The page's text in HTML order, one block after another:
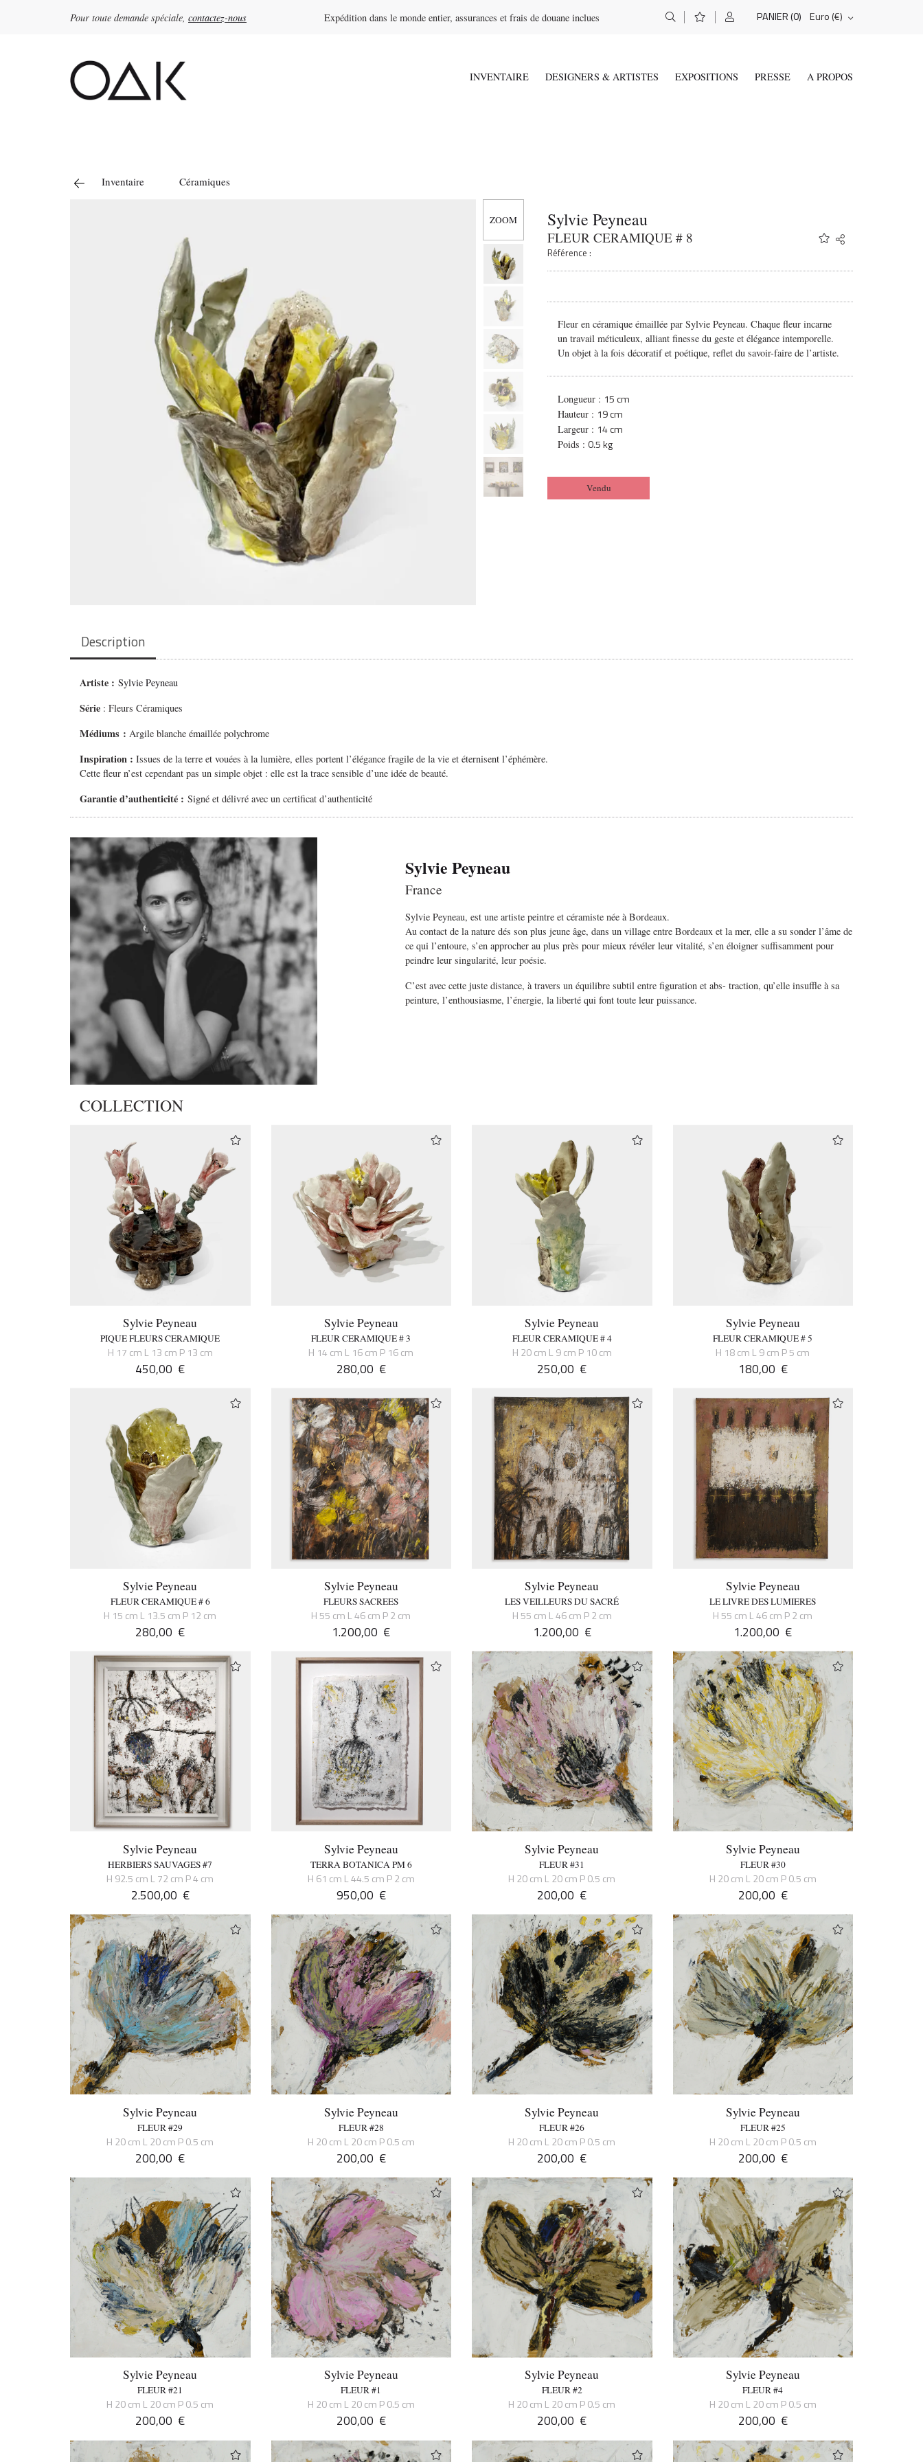
Pour toute demande spéciale, contactez-nous Expédition dans le monde entier, assurances et frais de douane inclues PANIER(0) Euro (€)
Rechercher :
INVENTAIRE DESIGNERS & ARTISTES EXPOSITIONS PRESSE A PROPOS
Inventaire Céramiques
Sylvie Peyneau
FLEUR CERAMIQUE # 8
Référence :
Share
Twitter
Fleur en céramique émaillée par Sylvie Peyneau. Chaque fleur incarne
un travail méticuleux, alliant finesse du geste et élégance intemporelle.
Un objet à la fois décoratif et poétique, reflet du savoir-faire de l’artiste.
Longueur : 15 cm
Hauteur : 19 cm
Largeur : 14 cm
Poids : 0.5 kg
Vendu
Description
Artiste :Sylvie Peyneau
Série : Fleurs Céramiques
Médiums : Argile blanche émaillée polychrome
Inspiration :Issues de la terre et vouées à la lumière,elles portent l’élégance fragile de la vie et éternisent l’éphémère.
Cette fleur n’est cependant pas un simple objet :elle est la trace sensible d’une idée de beauté.
Garantie d’authenticité : Signé et délivré avec un certificat d’authenticité
Sylvie Peyneau
France
Sylvie Peyneau, est une artiste peintre et céramiste née à Bordeaux.
Au contact de la nature dés son plus jeune âge, dans un village entre Bordeaux et la mer, elle a su sonder l’âme de
ce qui l’entoure, s’en approcher au plus près pour mieux révéler leur vitalité, s’en éloigner suffisamment pour
peindre leur singularité, leur poésie.
C’est avec cette juste distance, à travers un équilibre subtil entre figuration et abs- traction, qu’elle insuffle à sa
peinture, l’enthousiasme, l’énergie, la liberté qui font toute leur puissance.
COLLECTION
Sylvie Peyneau
PIQUE FLEURS CERAMIQUE
H 17 cm L 13 cm P 13 cm
450,00 €
Sylvie Peyneau
FLEUR CERAMIQUE # 3
H 14 cm L 16 cm P 16 cm
280,00 €
Sylvie Peyneau
FLEUR CERAMIQUE # 4
H 20 cm L 9 cm P 10 cm
250,00 €
Sylvie Peyneau
FLEUR CERAMIQUE # 5
H 18 cm L 9 cm P 5 cm
180,00 €
Sylvie Peyneau
FLEUR CERAMIQUE # 6
H 15 cm L 13.5 cm P 12 cm
280,00 €
Sylvie Peyneau
FLEURS SACREES
H 55 cm L 46 cm P 2 cm
1.200,00 €
Sylvie Peyneau
LES VEILLEURS DU SACRÉ
H 55 cm L 46 cm P 2 cm
1.200,00 €
Sylvie Peyneau
LE LIVRE DES LUMIERES
H 55 cm L 46 cm P 2 cm
1.200,00 €
Sylvie Peyneau
HERBIERS SAUVAGES #7
H 92.5 cm L 72 cm P 4 cm
2.500,00 €
Sylvie Peyneau
TERRA BOTANICA PM 6
H 61 cm L 44.5 cm P 2 cm
950,00 €
Sylvie Peyneau
FLEUR #31
H 20 cm L 20 cm P 0.5 cm
200,00 €
Sylvie Peyneau
FLEUR #30
H 20 cm L 20 cm P 0.5 cm
200,00 €
Sylvie Peyneau
FLEUR #29
H 20 cm L 20 cm P 0.5 cm
200,00 €
Sylvie Peyneau
FLEUR #28
H 20 cm L 20 cm P 0.5 cm
200,00 €
Sylvie Peyneau
FLEUR #26
H 20 cm L 20 cm P 0.5 cm
200,00 €
Sylvie Peyneau
FLEUR #25
H 20 cm L 20 cm P 0.5 cm
200,00 €
Sylvie Peyneau
FLEUR #21
H 20 cm L 20 cm P 0.5 cm
200,00 €
Sylvie Peyneau
FLEUR #1
H 20 cm L 20 cm P 0.5 cm
200,00 €
Sylvie Peyneau
FLEUR #2
H 20 cm L 20 cm P 0.5 cm
200,00 €
Sylvie Peyneau
FLEUR #4
H 20 cm L 20 cm P 0.5 cm
200,00 €